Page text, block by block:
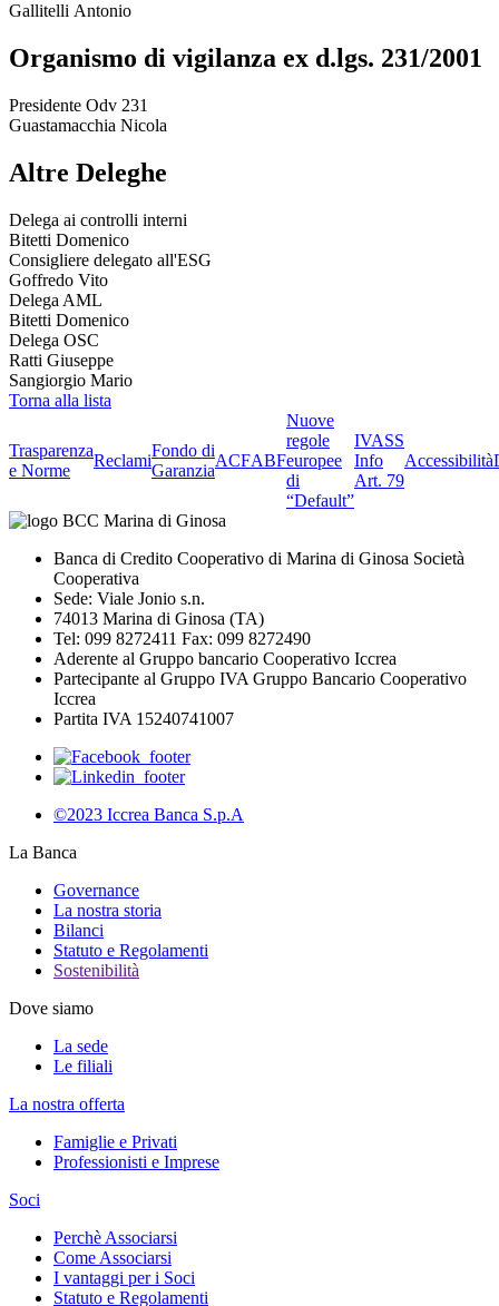
Gallitelli Antonio
Organismo di vigilanza ex d.lgs. 231/2001
Presidente Odv 231
Guastamacchia Nicola
Altre Deleghe
Delega ai controlli interni
Bitetti Domenico
Consigliere delegato all'ESG
Goffredo Vito
Delega AML
Bitetti Domenico
Delega OSC
Ratti Giuseppe
Sangiorgio Mario
Torna alla lista
Trasparenza
e Norme
Reclami
Fondo di
Garanzia
ACFABF
Nuove
regole
europee
di
“Default”
IVASS
Info
Art. 79
Accessibilità
Banca di Credito Cooperativo di Marina di Ginosa Società
Cooperativa
Sede: Viale Jonio s.n.
74013 Marina di Ginosa (TA)
Tel: 099 8272411 Fax: 099 8272490
Aderente al Gruppo bancario Cooperativo Iccrea
Partecipante al Gruppo IVA Gruppo Bancario Cooperativo
Iccrea
Partita IVA 15240741007
©2023 Iccrea Banca S.p.A
La Banca
Governance
La nostra storia
Bilanci
Statuto e Regolamenti
Sostenibilità
Dove siamo
La sede
Le filiali
La nostra offerta
Famiglie e Privati
Professionisti e Imprese
Soci
Perchè Associarsi
Come Associarsi
I vantaggi per i Soci
Statuto e Regolamenti